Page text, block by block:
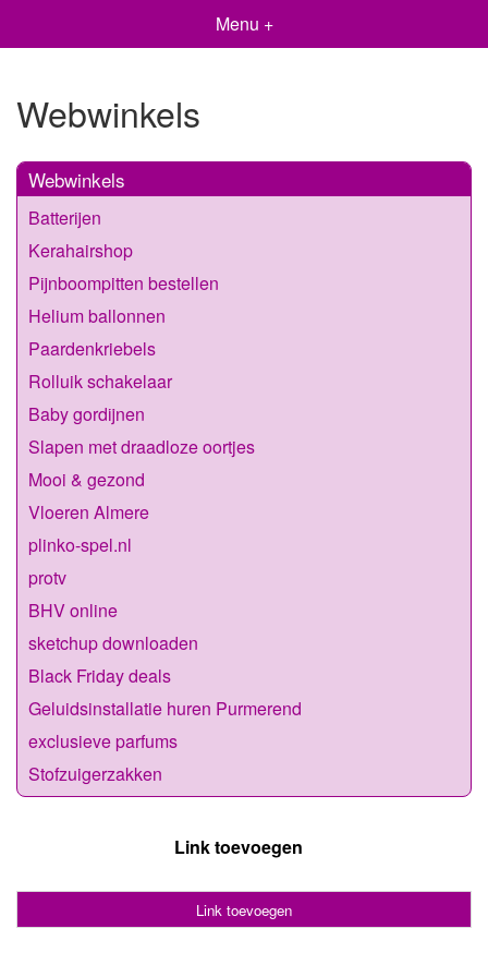
Menu +
Webwinkels
Webwinkels
Batterijen
Kerahairshop
Pijnboompitten bestellen
Helium ballonnen
Paardenkriebels
Rolluik schakelaar
Baby gordijnen
Slapen met draadloze oortjes
Mooi & gezond
Vloeren Almere
plinko-spel.nl
protv
BHV online
sketchup downloaden
Black Friday deals
Geluidsinstallatie huren Purmerend
exclusieve parfums
Stofzuigerzakken
Link toevoegen
Link toevoegen